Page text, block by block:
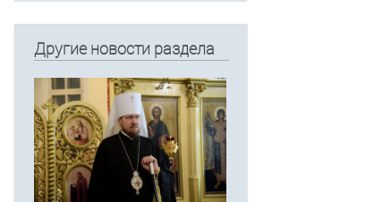
Другие новости раздела